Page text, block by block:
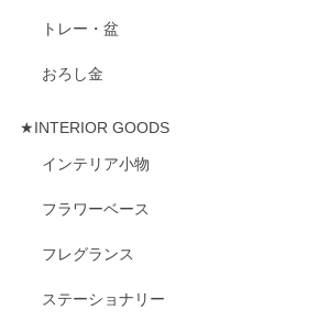
トレー・盆
おろし金
★INTERIOR GOODS
インテリア小物
フラワーベース
フレグランス
ステーショナリー